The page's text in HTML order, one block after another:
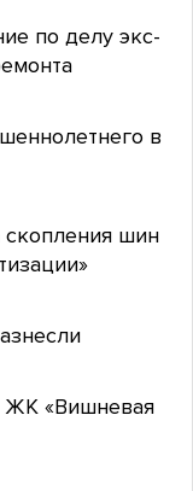
по делу экс-
в
скопления шин
ЖК «Вишневая